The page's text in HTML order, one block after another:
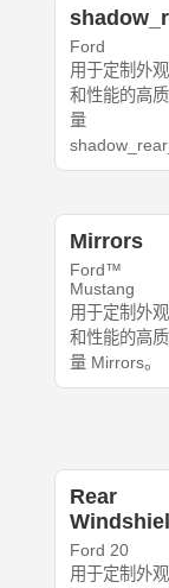
Ford
用于定制外观
和性能的高质
量
Mirrors
Ford™
Mustang
用于定制外观
和性能的高质
量 Mirrors。
Rear
Ford 20
用于定制外观